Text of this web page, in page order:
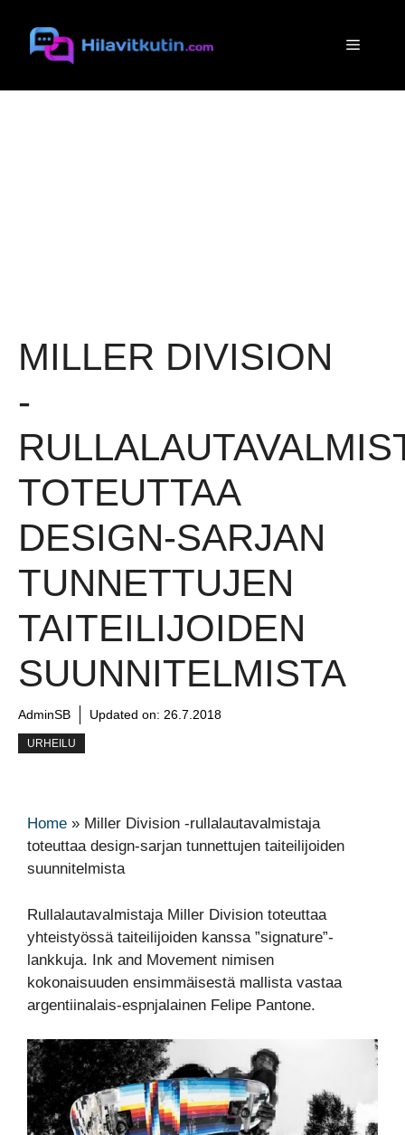
sisältöön
Valikko
MILLER DIVISION
-
TOTEUTTAA
DESIGN-SARJAN
TUNNETTUJEN
TAITEILIJOIDEN
SUUNNITELMISTA
AdminSB Updated on: 26.7.2018
URHEILU
Home » Miller Division -rullalautavalmistaja
toteuttaa design-sarjan tunnettujen taiteilijoiden
suunnitelmista
Rullalautavalmistaja Miller Division toteuttaa
yhteistyössä taiteilijoiden kanssa ”signature”-
lankkuja. Ink and Movement nimisen
kokonaisuuden ensimmäisestä mallista vastaa
argentiinalais-espnjalainen Felipe Pantone.